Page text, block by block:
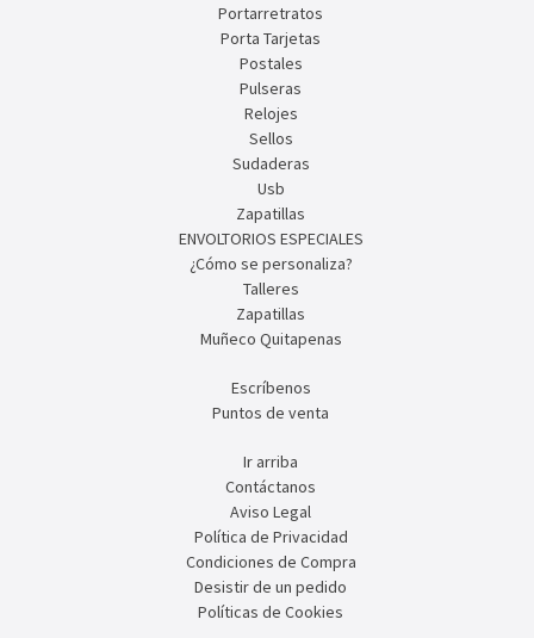
Portarretratos
Porta Tarjetas
Postales
Pulseras
Relojes
Sellos
Sudaderas
Usb
Zapatillas
ENVOLTORIOS ESPECIALES
¿Cómo se personaliza?
Talleres
Zapatillas
Muñeco Quitapenas
Escríbenos
Puntos de venta
Ir arriba
Contáctanos
Aviso Legal
Política de Privacidad
Condiciones de Compra
Desistir de un pedido
Políticas de Cookies